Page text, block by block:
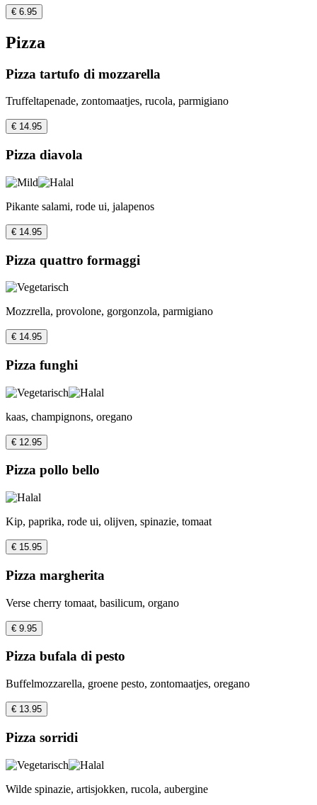
€ 6.95
Pizza
Pizza tartufo di mozzarella
Truffeltapenade, zontomaatjes, rucola, parmigiano
€ 14.95
Pizza diavola
Pikante salami, rode ui, jalapenos
€ 14.95
Pizza quattro formaggi
Mozzrella, provolone, gorgonzola, parmigiano
€ 14.95
Pizza funghi
kaas, champignons, oregano
€ 12.95
Pizza pollo bello
Kip, paprika, rode ui, olijven, spinazie, tomaat
€ 15.95
Pizza margherita
Verse cherry tomaat, basilicum, organo
€ 9.95
Pizza bufala di pesto
Buffelmozzarella, groene pesto, zontomaatjes, oregano
€ 13.95
Pizza sorridi
Wilde spinazie, artisjokken, rucola, aubergine